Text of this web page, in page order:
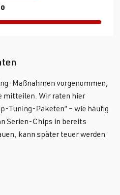
Maßnahmen vorgenommen,
mitteilen. Wir raten hier
Tuning-Paketen” – wie häufig
Serien-Chips in bereits
kann später teuer werden